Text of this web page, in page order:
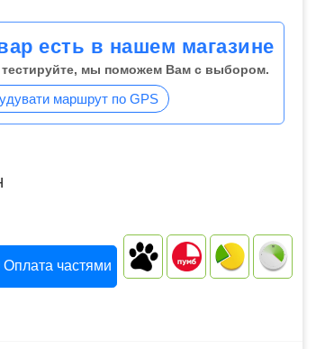
есть в нашем магазине
тестируйте, мы поможем Вам с выбором.
маршрут по GPS
Оплата частями